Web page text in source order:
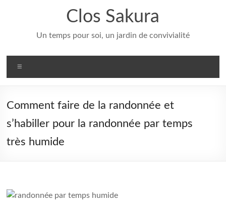
Clos Sakura
Un temps pour soi, un jardin de convivialité
Comment faire de la randonnée et
s’habiller pour la randonnée par temps
très humide